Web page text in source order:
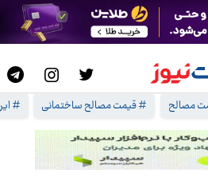
مصالح # قیمت مصالح ساختمانی #